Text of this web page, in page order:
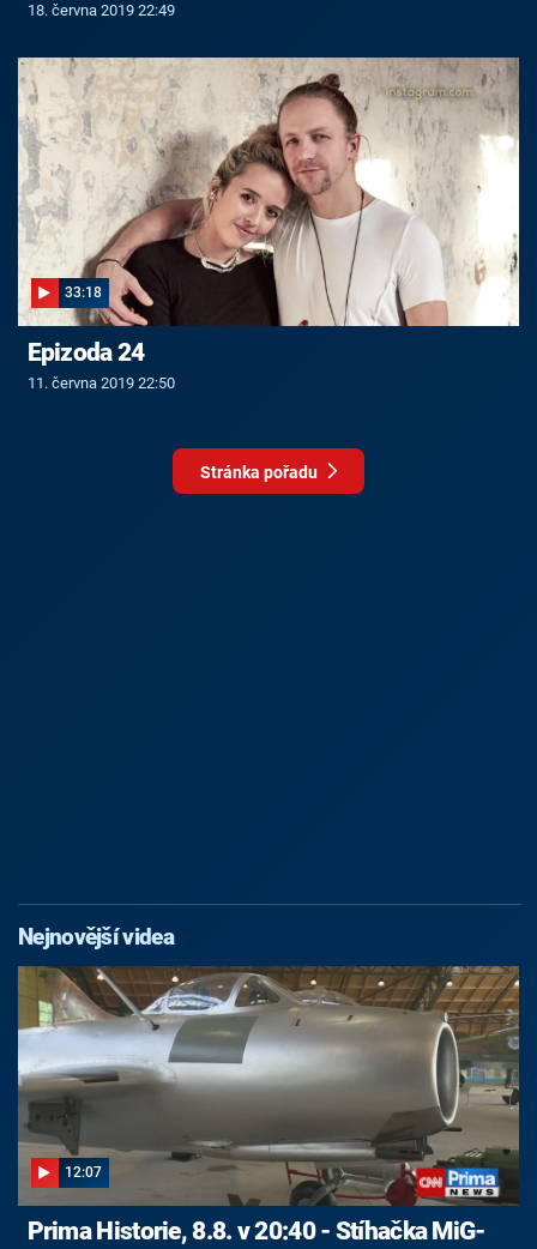
18. června 2019 22:49
33:18
Epizoda 24
11. června 2019 22:50
Stránka pořadu
Nejnovější videa
12:07
Prima Historie, 8.8. v 20:40 - Stíhačka MiG-